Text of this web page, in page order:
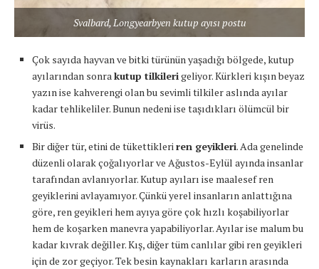
Svalbard, Longyearbyen kutup ayısı postu
Çok sayıda hayvan ve bitki türünün yaşadığı bölgede, kutup
ayılarından sonrakutup tilkilerigeliyor. Kürkleri kışın beyaz
yazın ise kahverengi olan bu sevimli tilkiler aslında ayılar
kadar tehlikeliler. Bunun nedeni ise taşıdıkları ölümcül bir
virüs.
Bir diğer tür, etini de tükettikleriren geyikleri. Ada genelinde
düzenli olarak çoğalıyorlar ve Ağustos-Eylül ayında insanlar
tarafından avlanıyorlar. Kutup ayıları ise maalesef ren
geyiklerini avlayamıyor. Çünkü yerel insanların anlattığına
göre, ren geyikleri hem ayıya göre çok hızlı koşabiliyorlar
hem de koşarken manevra yapabiliyorlar. Ayılar ise malum bu
kadar kıvrak değiller. Kış, diğer tüm canlılar gibi ren geyikleri
için de zor geçiyor. Tek besin kaynakları karların arasında